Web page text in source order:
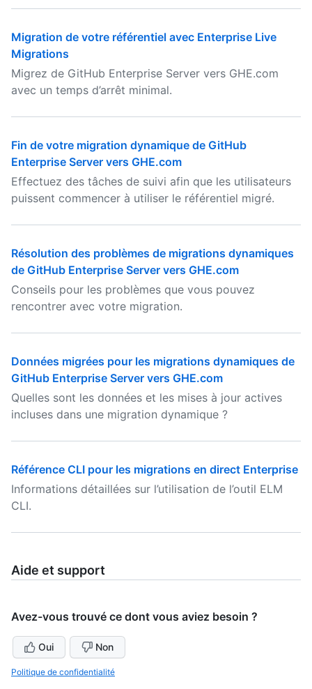
Migration de votre référentiel avec Enterprise Live
Migrations
Migrez de GitHub Enterprise Server vers GHE.com
avec un temps d’arrêt minimal.
Fin de votre migration dynamique de GitHub
Enterprise Server vers GHE.com
Effectuez des tâches de suivi afin que les utilisateurs
puissent commencer à utiliser le référentiel migré.
Résolution des problèmes de migrations dynamiques
de GitHub Enterprise Server vers GHE.com
Conseils pour les problèmes que vous pouvez
rencontrer avec votre migration.
Données migrées pour les migrations dynamiques de
GitHub Enterprise Server vers GHE.com
Quelles sont les données et les mises à jour actives
incluses dans une migration dynamique ?
Référence CLI pour les migrations en direct Enterprise
Informations détaillées sur l’utilisation de l’outil ELM
CLI.
Aide et support
Avez-vous trouvé ce dont vous aviez besoin ?
Oui Non
Politique de confidentialité